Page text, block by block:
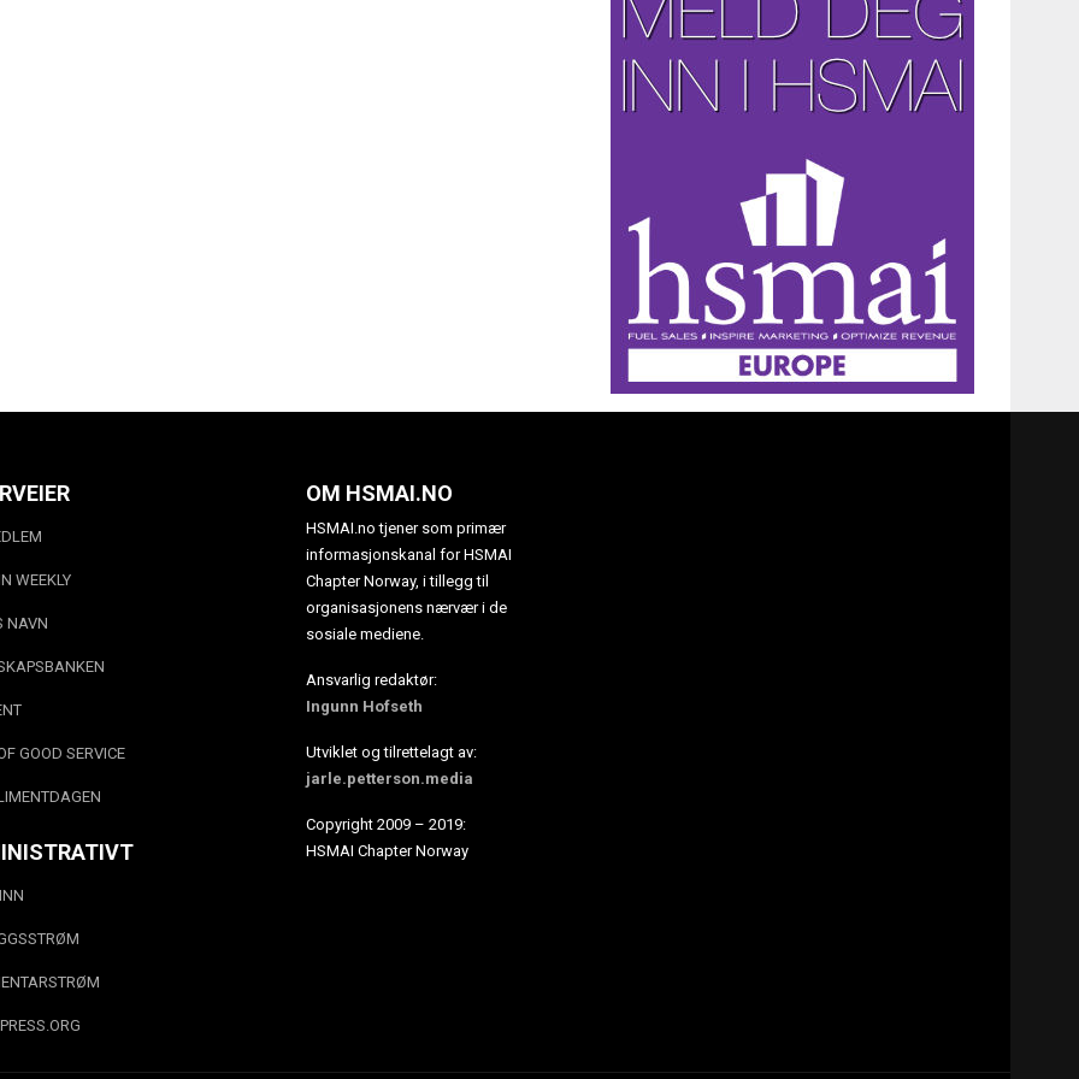
WEEKLY
NAVN
GOOD SERVICE
OM HSMAI.NO
HSMAI.no tjener som primær
informasjonskanal for HSMAI
Chapter Norway, i tillegg til
organisasjonens nærvær i de
sosiale mediene.
Ansvarlig redaktør:
Ingunn Hofseth
Utviklet og tilrettelagt av:
jarle.petterson.media
Copyright 2009 – 2019:
HSMAI Chapter Norway